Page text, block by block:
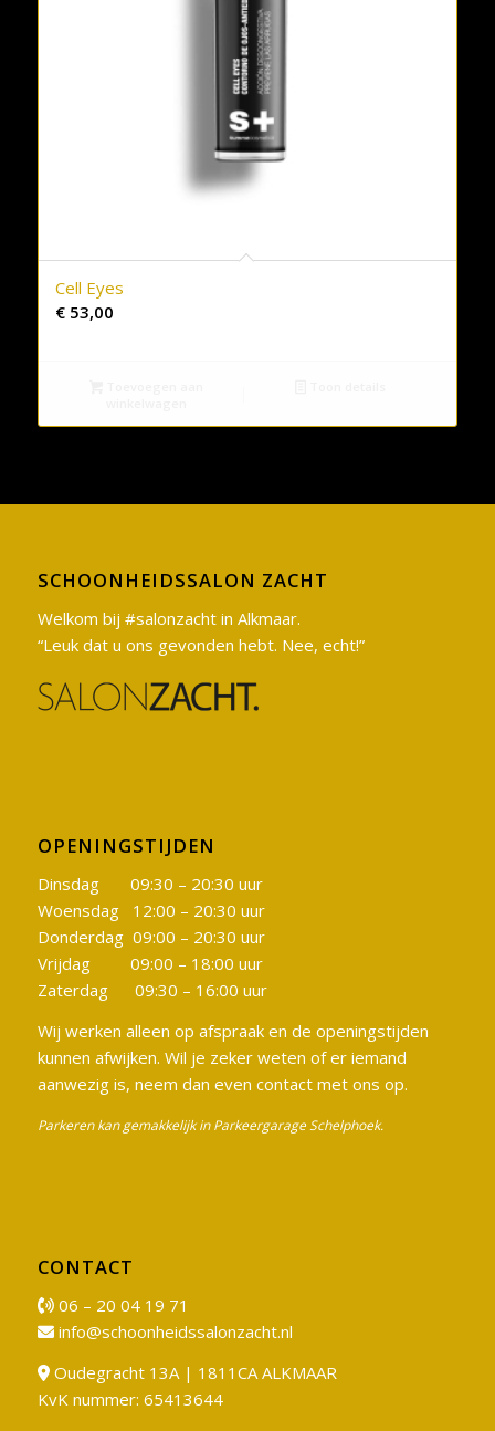
Cell Eyes
€53,00
SCHOONHEIDSSALON ZACHT
Welkom bij #salonzacht in Alkmaar.
“Leuk dat u ons gevonden hebt. Nee, echt!”
OPENINGSTIJDEN
Dinsdag 09:30 – 20:30 uur
Woensdag 12:00 – 20:30 uur
Donderdag 09:00 – 20:30 uur
Vrijdag 09:00 – 18:00 uur
Zaterdag 09:30 – 16:00 uur
Wij werken alleen op afspraak en de openingstijden
kunnen afwijken. Wil je zeker weten of er iemand
aanwezig is, neem dan even contact met ons op.
Parkeren kan gemakkelijk in Parkeergarage Schelphoek.
CONTACT
06 – 20 04 19 71
info@schoonheidssalonzacht.nl
Oudegracht 13A | 1811CA ALKMAAR
KvK nummer: 65413644